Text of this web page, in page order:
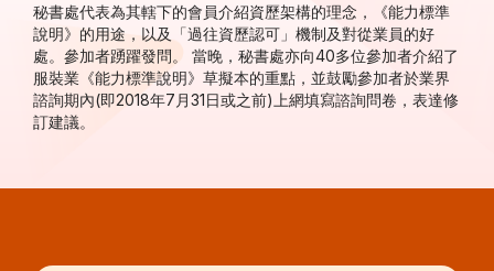
秘書處代表為其轄下的會員介紹資歷架構的理念，《能力標準
說明》的用途，以及「過往資歷認可」機制及對從業員的好
處。參加者踴躍發問。 當晚，秘書處亦向40多位參加者介紹了
服裝業《能力標準說明》草擬本的重點，並鼓勵參加者於業界
諮詢期內(即2018年7月31日或之前)上網填寫諮詢問卷，表達修
訂建議。